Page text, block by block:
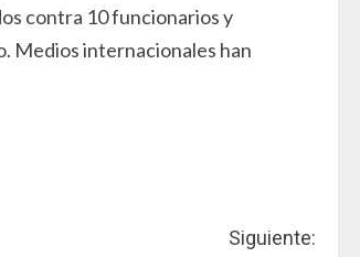
contra 10 funcionarios y
Medios internacionales han
Siguiente: